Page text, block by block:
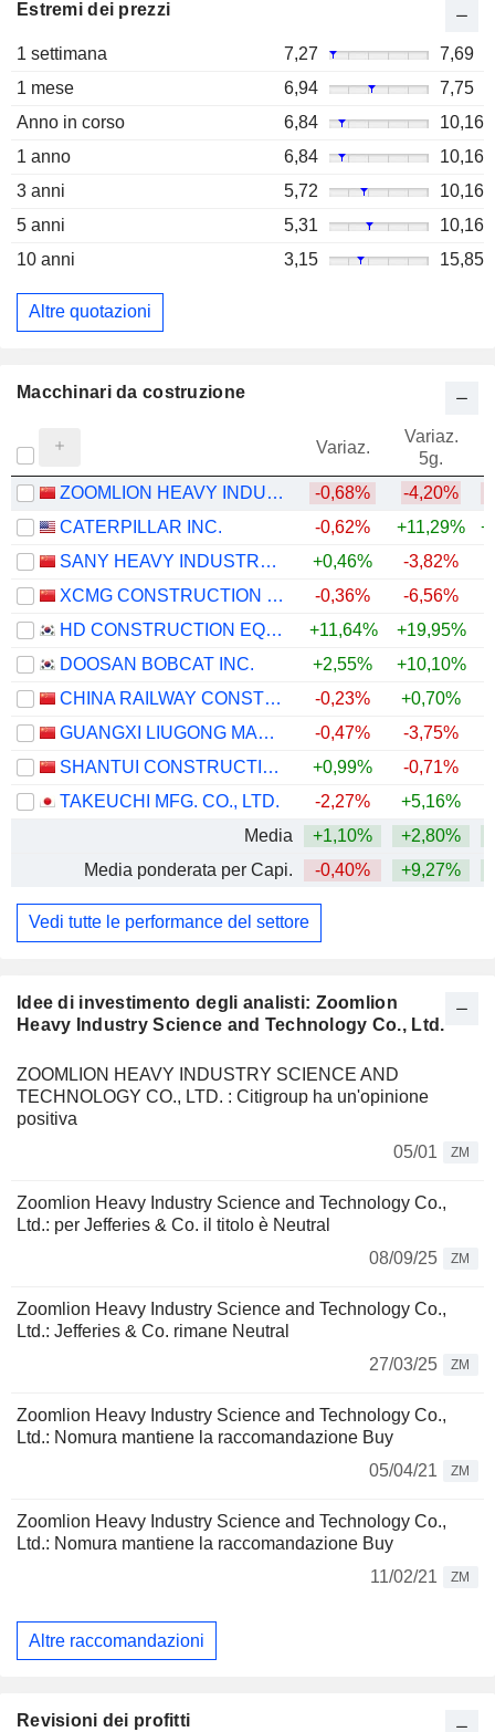
Idee di investimento degli analisti: Zoomlion
Heavy Industry Science and Technology Co., Ltd.
ZOOMLION HEAVY INDUSTRY SCIENCE AND
TECHNOLOGY CO., LTD. : Citigroup ha un'opinione
positiva
05/01
ZM
Zoomlion Heavy Industry Science and Technology Co.,
Ltd.: per Jefferies & Co. il titolo è Neutral
08/09/25
ZM
Zoomlion Heavy Industry Science and Technology Co.,
Ltd.: Jefferies & Co. rimane Neutral
27/03/25
ZM
Zoomlion Heavy Industry Science and Technology Co.,
Ltd.: Nomura mantiene la raccomandazione Buy
05/04/21
ZM
Zoomlion Heavy Industry Science and Technology Co.,
Ltd.: Nomura mantiene la raccomandazione Buy
11/02/21
ZM
Altre raccomandazioni
Estremi dei prezzi
1 settimana 7,27
7,69
1 mese
6,94
7,75
Anno in corso
6,84
10,16
1 anno
6,84
10,16
3 anni
5,72
10,16
5 anni
5,31
10,16
10 anni
3,15 15,85
Altre quotazioni
Macchinari da costruzione
Variaz.
Variaz.
5g.
ZOOMLION HEAVY INDUSTRY SCIENCE AND TECHNOLOGY CO., LTD. -0,68% -4,20%
CATERPILLAR INC.
-0,62% +11,29%
SANY HEAVY INDUSTRY CO.,LTD
+0,46% -3,82%
XCMG CONSTRUCTION MACHINERY CO., LTD.
-0,36% -6,56%
HD CONSTRUCTION EQUIPMENT CO., LTD.
+11,64% +19,95%
DOOSAN BOBCAT INC.
+2,55% +10,10%
CHINA RAILWAY CONSTRUCTION HEAVY INDUSTRY CORPORATION LIMITED
-0,23% +0,70%
GUANGXI LIUGONG MACHINERY CO., LTD.
-0,47% -3,75%
SHANTUI CONSTRUCTION MACHINERY CO., LTD.
+0,99% -0,71%
TAKEUCHI MFG. CO., LTD.
-2,27% +5,16%
Media
+1,10% +2,80%
Media ponderata per Capi.
-0,40% +9,27%
Vedi tutte le performance del settore
Revisioni dei profitti